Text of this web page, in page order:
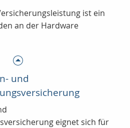
ist ein
an der Hardware
und
eignet sich für